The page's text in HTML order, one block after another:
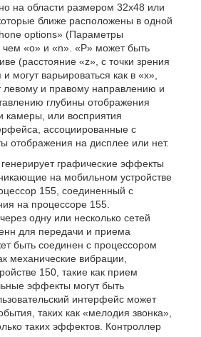
на области размером 32x48 или
ближе расположены в одной
options» (Параметры
«o» и «n». «P» может быть
(расстояние «z», с точки зрения
варьироваться как в «x»,
левому и правому направлению и
глубины отображения
камеры, или восприятия
ассоциированные с
отображения на дисплее или нет.
графические эффекты
на мобильном устройстве
155, соединенный с
на процессоре 155.
одну или несколько сетей
для передачи и приема
быть соединен с процессором
механические вибрации,
150, такие как прием
эффекты могут быть
интерфейс может
таких как «мелодия звонка»,
таких эффектов. Контроллер